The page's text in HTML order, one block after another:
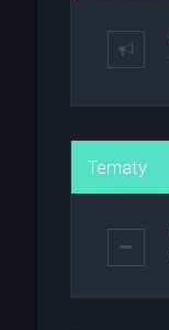
Tematy